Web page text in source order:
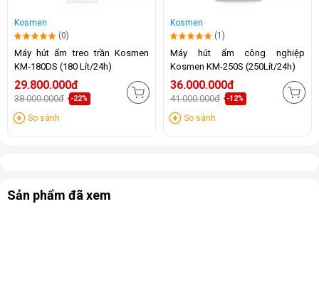
Kosmen
(0)
Máy hút ẩm treo trần Kosmen
KM-180DS (180 Lít/24h)
29.800.000đ
38.000.000đ -22%
So sánh
Kosmen
(1)
Máy hút ẩm công nghiệp
Kosmen KM-250S (250Lít/24h)
36.000.000đ
41.000.000đ -12%
So sánh
Sản phẩm đã xem